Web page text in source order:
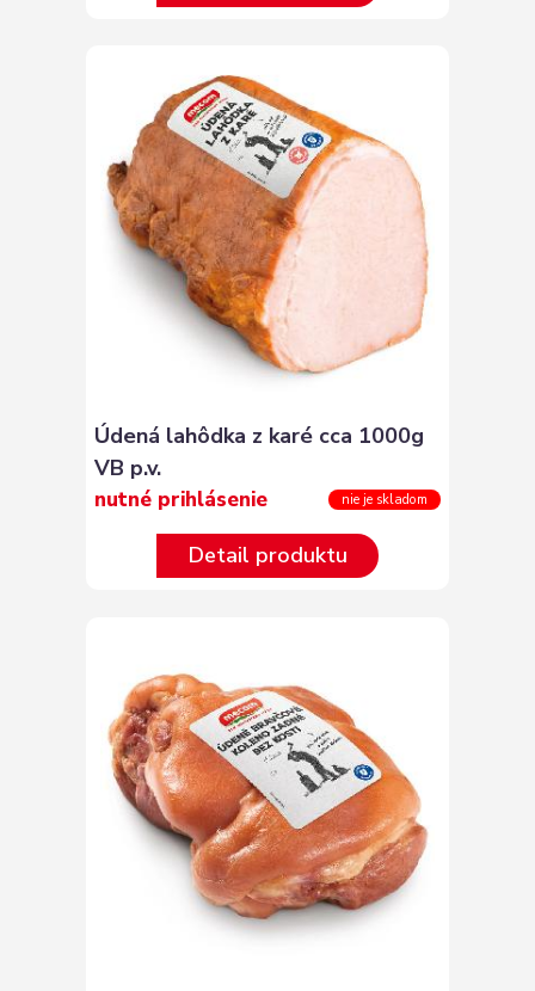
Údená lahôdka z karé cca 1000g
VB p.v.
nutné prihlásenie nie je skladom
Detail produktu